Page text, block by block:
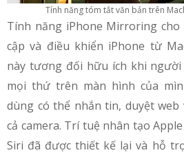
Tính năng tóm tắt văn bản trên
Tính năng iPhone Mirroring
cập và điều khiển iPhone từ
này tương đối hữu ích khi
mọi thứ trên màn hình của
dùng có thể nhắn tin, duyệt
cả camera. Trí tuệ nhân tạo
Siri đã được thiết kế lại và hỗ